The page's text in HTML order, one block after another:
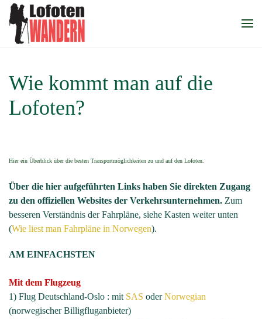
Zum Hauptinhalt springen
Wie kommt man auf die
Lofoten?
Hier ein Überblick über die besten Transportmöglichkeiten zu und auf den Lofoten.
Über die hier aufgeführten Links haben Sie direkten Zugang
zu den offiziellen Websites der Verkehrsunternehmen. Zum
besseren Verständnis der Fahrpläne, siehe Kasten weiter unten
(Wie liest man Fahrpläne in Norwegen).
AM EINFACHSTEN
Mit dem Flugzeug
1) Flug Deutschland-Oslo : mit SAS oderNorwegian
(norwegischer Billigfluganbieter)